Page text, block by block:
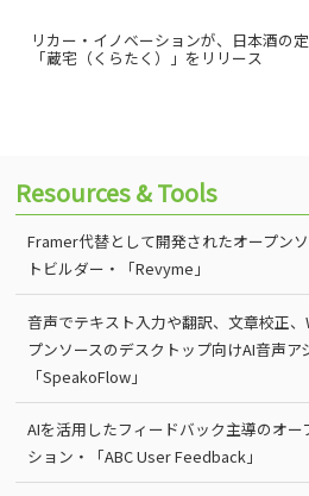
リカー・イノベーションが、日本酒の
「蔵宅（くらたく）」をリリース
Resources & Tools
Framer代替として開発されたオープン
トビルダー・「Revyme」
音声でテキスト入力や翻訳、文章校正
プンソースのデスクトップ向けAI音声ア
「SpeakoFlow」
AIを活用したフィードバック主導のオ
ション・「ABC User Feedback」